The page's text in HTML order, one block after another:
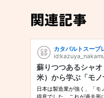
関連記事